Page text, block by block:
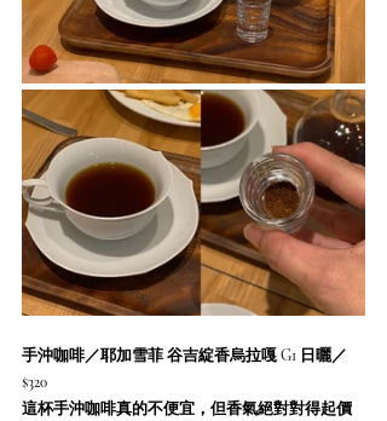
手沖咖啡／耶加雪菲 谷吉綻香烏拉嘎 G1 日曬／
$320
這杯手沖咖啡真的不便宜，但香氣絕對對得起價